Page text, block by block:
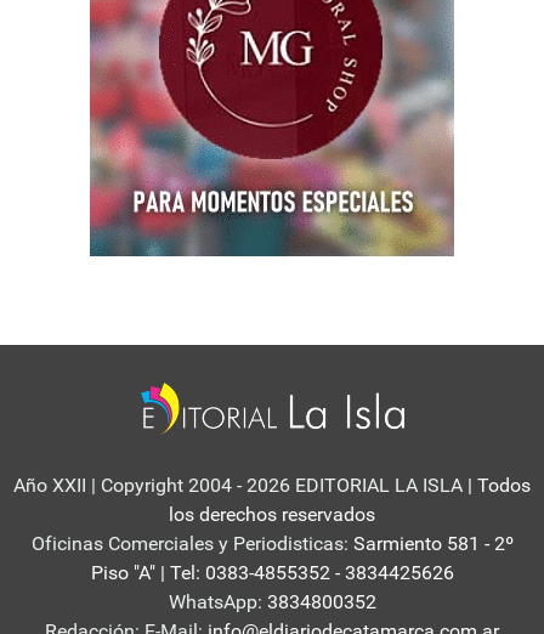
Año XXII | Copyright 2004 - 2026 EDITORIAL LA ISLA | Todos
los derechos reservados
Oficinas Comerciales y Periodisticas: Sarmiento 581 - 2º
Piso "A" | Tel: 0383-4855352 - 3834425626
WhatsApp: 3834800352